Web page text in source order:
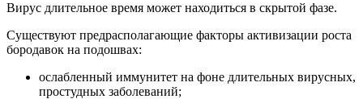
Вирус длительное время может находиться в скрытой фазе.
Существуют предрасполагающие факторы активизации роста
бородавок на подошвах:
ослабленный иммунитет на фоне длительных вирусных,
простудных заболеваний;